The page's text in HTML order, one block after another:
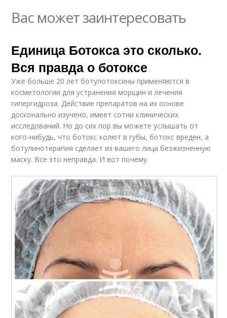
Вас может заинтересовать
Единица Ботокса это сколько.
Вся правда о ботоксе
Уже больше 20 лет ботулотоксины применяются в
косметологии для устранения морщин и лечения
гипергидроза. Действие препаратов на их основе
досконально изучено, имеет сотни клинических
исследований. Но до сих пор вы можете услышать от
кого-нибудь, что ботокс колют в губы, ботокс вреден, а
ботулинотерапия сделает из вашего лица безжизненную
маску. Все это неправда. И вот почему.